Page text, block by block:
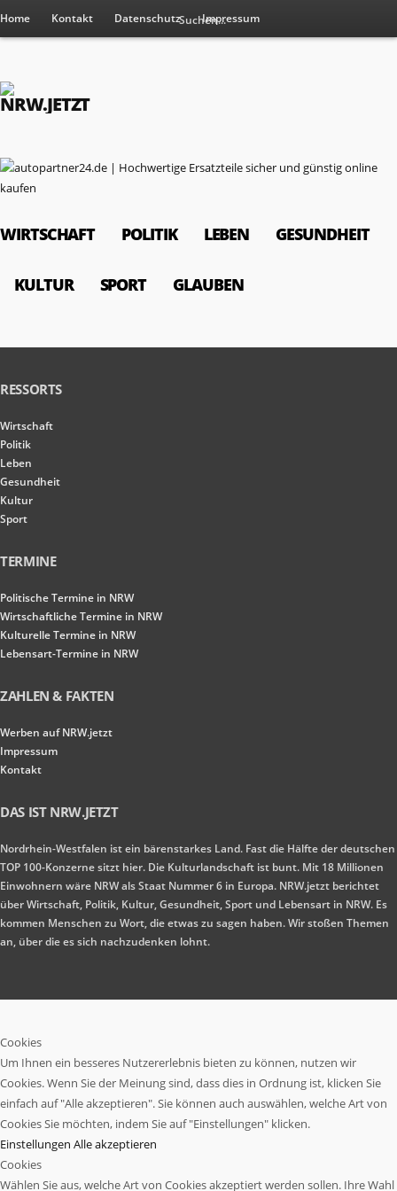
Home Kontakt Datenschutz Impressum
WIRTSCHAFT POLITIK LEBEN GESUNDHEIT
KULTUR SPORT GLAUBEN
RESSORTS
Wirtschaft
Politik
Leben
Gesundheit
Kultur
Sport
TERMINE
Politische Termine in NRW
Wirtschaftliche Termine in NRW
Kulturelle Termine in NRW
Lebensart-Termine in NRW
ZAHLEN & FAKTEN
Werben auf NRW.jetzt
Impressum
Kontakt
DAS IST NRW.JETZT
Nordrhein-Westfalen ist ein bärenstarkes Land. Fast die Hälfte der deutschen
TOP 100-Konzerne sitzt hier. Die Kulturlandschaft ist bunt. Mit 18 Millionen
Einwohnern wäre NRW als Staat Nummer 6 in Europa. NRW.jetzt berichtet
über Wirtschaft, Politik, Kultur, Gesundheit, Sport und Lebensart in NRW. Es
kommen Menschen zu Wort, die etwas zu sagen haben. Wir stoßen Themen
an, über die es sich nachzudenken lohnt.
Cookies
Um Ihnen ein besseres Nutzererlebnis bieten zu können, nutzen wir
Cookies. Wenn Sie der Meinung sind, dass dies in Ordnung ist, klicken Sie
einfach auf "Alle akzeptieren". Sie können auch auswählen, welche Art von
Cookies Sie möchten, indem Sie auf "Einstellungen" klicken.
Einstellungen Alle akzeptieren
Cookies
Wählen Sie aus, welche Art von Cookies akzeptiert werden sollen. Ihre Wahl